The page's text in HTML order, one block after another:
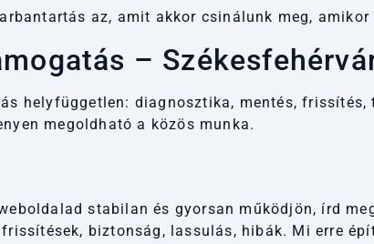
az, amit akkor csinálunk meg,
–
helyfüggetlen: diagnosztika, mentés,
megoldható a közös munka.
stabilan és gyorsan működjön, írd
biztonság, lassulás, hibák. Mi erre